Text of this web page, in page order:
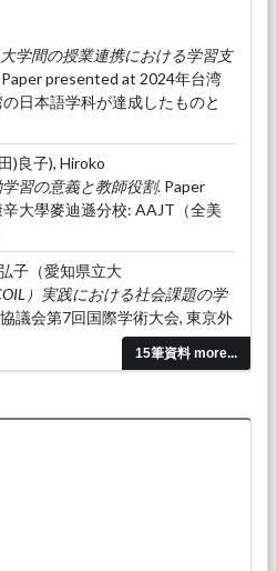
15筆資料 more...
学間の授業連携における学習支
Paper presented at 2024年台湾
日本語学科が達成したものと
)良子), Hiroko
習の意義と教師役割. Paper
大學麥迪遜分校: AAJT（全美
子（愛知県立大
）実践における社会課題の学
議会第7回国際学術大会, 東京外
いたか —自己内リフレクション
本語言文化學系.
ための日本語・日本語教育, 輔